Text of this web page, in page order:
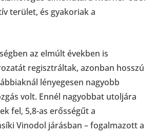
terület, és gyakoriak a
az elmúlt években is
regisztráltak, azonban hosszú
lényegesen nagyobb
volt. Ennél nagyobbat utoljára
fel, 5,8-as erősségűt a
Vinodol járásban – fogalmazott a